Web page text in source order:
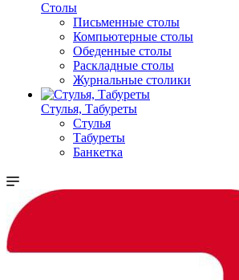
Столы
Письменные столы
Компьютерные столы
Обеденные столы
Раскладные столы
Журнальные столики
Стулья, Табуреты
Стулья
Табуреты
Банкетка